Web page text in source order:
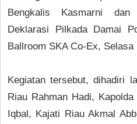
Bengkalis Kasmarni
Deklarasi Pilkada Damai
Ballroom SKA Co-Ex, Selasa
Kegiatan tersebut, dihadiri
Riau Rahman Hadi,
Iqbal, Kajati Riau Akmal